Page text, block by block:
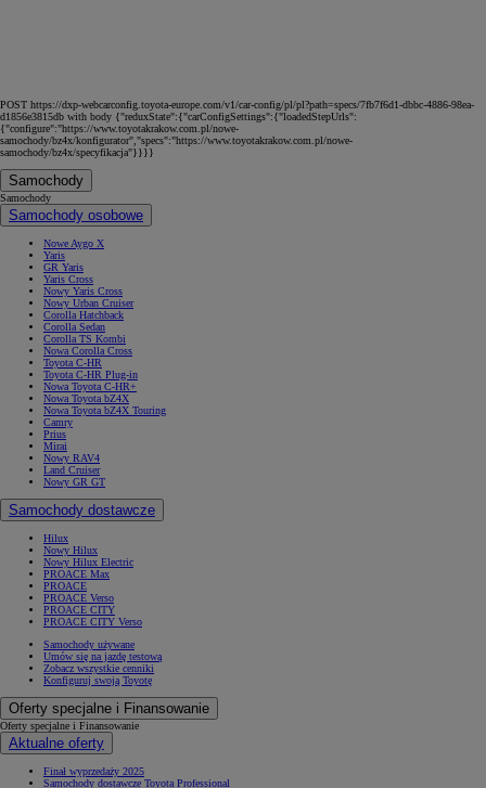
POST https://dxp-webcarconfig.toyota-europe.com/v1/car-config/pl/pl?path=specs/7fb7f6d1-dbbc-4886-98ea-
d1856e3815db with body {"reduxState":{"carConfigSettings":{"loadedStepUrls":
{"configure":"https://www.toyotakrakow.com.pl/nowe-
samochody/bz4x/konfigurator","specs":"https://www.toyotakrakow.com.pl/nowe-
samochody/bz4x/specyfikacja"}}}}
Samochody
Samochody
Samochody osobowe
Nowe Aygo X
Yaris
GR Yaris
Yaris Cross
Nowy Yaris Cross
Nowy Urban Cruiser
Corolla Hatchback
Corolla Sedan
Corolla TS Kombi
Nowa Corolla Cross
Toyota C-HR
Toyota C-HR Plug-in
Nowa Toyota C-HR+
Nowa Toyota bZ4X
Nowa Toyota bZ4X Touring
Camry
Prius
Mirai
Nowy RAV4
Land Cruiser
Nowy GR GT
Samochody dostawcze
Hilux
Nowy Hilux
Nowy Hilux Electric
PROACE Max
PROACE
PROACE Verso
PROACE CITY
PROACE CITY Verso
Samochody używane
Umów się na jazdę testową
Zobacz wszystkie cenniki
Konfiguruj swoją Toyotę
Oferty specjalne i Finansowanie
Oferty specjalne i Finansowanie
Aktualne oferty
Finał wyprzedaży 2025
Samochody dostawcze Toyota Professional